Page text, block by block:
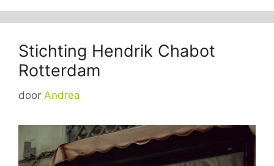
Stichting Hendrik Chabot
Rotterdam
door Andrea